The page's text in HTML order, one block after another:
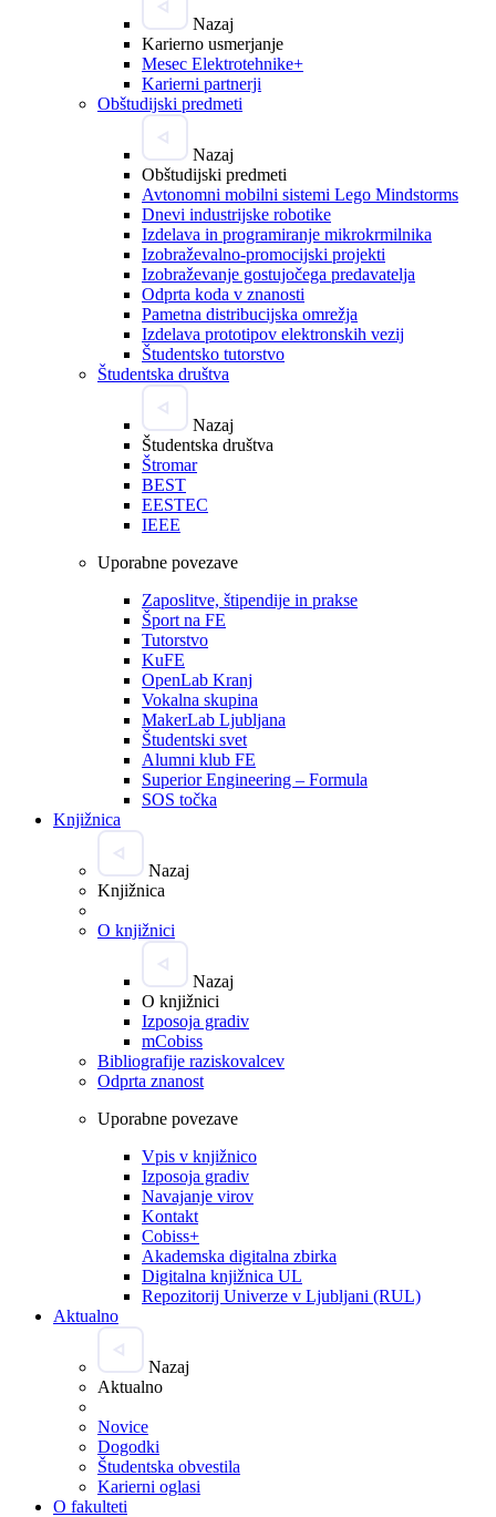
Nazaj
Karierno usmerjanje
Mesec Elektrotehnike+
Karierni partnerji
Obštudijski predmeti
Nazaj
Obštudijski predmeti
Avtonomni mobilni sistemi Lego Mindstorms
Dnevi industrijske robotike
Izdelava in programiranje mikrokrmilnika
Izobraževalno-promocijski projekti
Izobraževanje gostujočega predavatelja
Odprta koda v znanosti
Pametna distribucijska omrežja
Izdelava prototipov elektronskih vezij
Študentsko tutorstvo
Študentska društva
Nazaj
Študentska društva
Štromar
BEST
EESTEC
IEEE
Uporabne povezave
Zaposlitve, štipendije in prakse
Šport na FE
Tutorstvo
KuFE
OpenLab Kranj
Vokalna skupina
MakerLab Ljubljana
Študentski svet
Alumni klub FE
Superior Engineering – Formula
SOS točka
Knjižnica
Nazaj
Knjižnica
O knjižnici
Nazaj
O knjižnici
Izposoja gradiv
mCobiss
Bibliografije raziskovalcev
Odprta znanost
Uporabne povezave
Vpis v knjižnico
Izposoja gradiv
Navajanje virov
Kontakt
Cobiss+
Akademska digitalna zbirka
Digitalna knjižnica UL
Repozitorij Univerze v Ljubljani (RUL)
Aktualno
Nazaj
Aktualno
Novice
Dogodki
Študentska obvestila
Karierni oglasi
O fakulteti